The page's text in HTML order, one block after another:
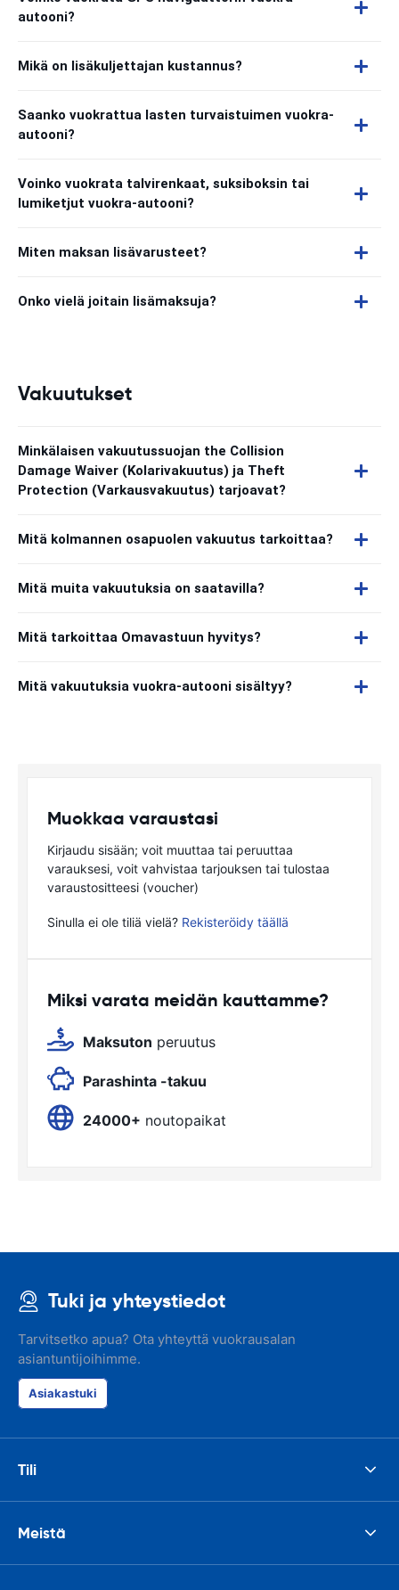
autooni?
Mikä on lisäkuljettajan kustannus?
Saanko vuokrattua lasten turvaistuimen vuokra-
autooni?
Voinko vuokrata talvirenkaat, suksiboksin tai
lumiketjut vuokra-autooni?
Miten maksan lisävarusteet?
Onko vielä joitain lisämaksuja?
Vakuutukset
Minkälaisen vakuutussuojan the Collision
Damage Waiver (Kolarivakuutus) ja Theft
Protection (Varkausvakuutus) tarjoavat?
Mitä kolmannen osapuolen vakuutus tarkoittaa?
Mitä muita vakuutuksia on saatavilla?
Mitä tarkoittaa Omavastuun hyvitys?
Mitä vakuutuksia vuokra-autooni sisältyy?
Muokkaa varaustasi
Kirjaudu sisään; voit muuttaa tai peruuttaa
varauksesi, voit vahvistaa tarjouksen tai tulostaa
varaustositteesi (voucher)
Sinulla ei ole tiliä vielä? Rekisteröidy täällä
Miksi varata meidän kauttamme?
Maksuton peruutus
Parashinta -takuu
24000+ noutopaikat
Tuki ja yhteystiedot
Tarvitsetko apua? Ota yhteyttä vuokrausalan
asiantuntijoihimme.
Asiakastuki
Tili
Meistä